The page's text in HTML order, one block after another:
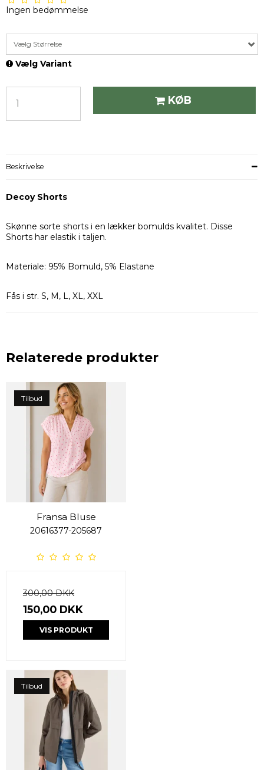
Ingen bedømmelse
Vælg Størrelse
Vælg Variant
KØB
Beskrivelse
Decoy Shorts
Skønne sorte shorts i en lækker bomulds kvalitet. Disse
Shorts har elastik i taljen.
Materiale: 95% Bomuld, 5% Elastane
Fås i str. S, M, L, XL, XXL
Relaterede produkter
Tilbud
Fransa Bluse
20616377-205687
300,00 DKK
150,00 DKK
VIS PRODUKT
Tilbud